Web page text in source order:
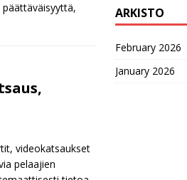
videokatsaukset
pelaajien
ARKISTO
February 2026
January 2026